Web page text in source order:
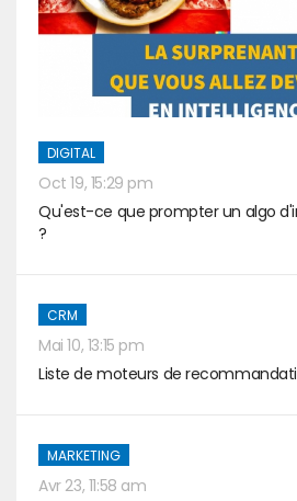
DIGITAL
Oct 19, 15:29 pm
Qu'est-ce que prompter un algo
?
CRM
Mai 10, 13:15 pm
Liste de moteurs de
MARKETING
Avr 23, 11:58 am